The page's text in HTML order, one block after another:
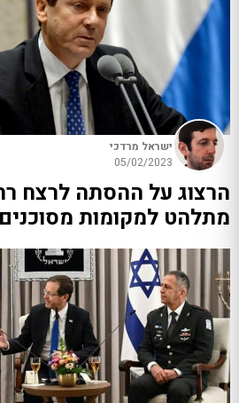
ישראל מרדכי
05/02/2023
הרצוג על ההסתה לרצח
מתלהט למקומות